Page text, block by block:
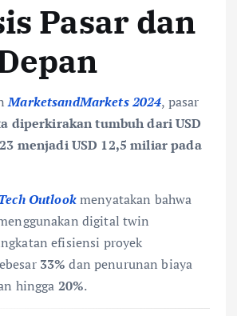
Pasar dan
MarketsandMarkets 2024, pasar
diperkirakan tumbuh dari USD
menjadi USD 12,5 miliar pada
Outlookmenyatakan bahwa
digital twin
efisiensi proyek
33% dan penurunan biaya
hingga 20%.